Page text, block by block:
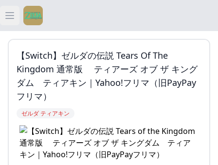
Open main menu
ティアキン
ティアキン 祠
ティアキン 武器
【Switch】ゼルダの伝説 Tears Of The
Kingdom 通常版 ティアーズ オブ ザ キング
ダム ティアキン｜Yahoo!フリマ（旧PayPay
フリマ）
ゼルダ ティアキン